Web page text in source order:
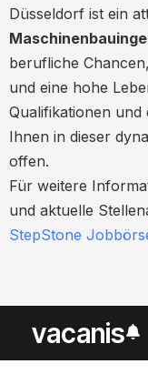
Düsseldorf ist ein
berufliche
und eine hohe
Qualifikationen und
Ihnen in dieser
offen.
Für weitere
und aktuelle
StepStone
vacanis